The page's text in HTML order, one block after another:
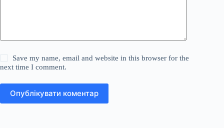
Save my name, email and website in this browser for the
next time I comment.
Опублікувати коментар